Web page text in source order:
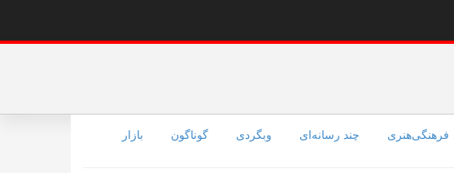
فرهنگی‌هنری چند رسانه‌ای وبگردی گوناگون بازار